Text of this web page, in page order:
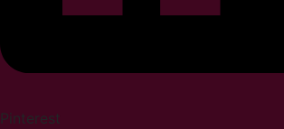
Pinterest